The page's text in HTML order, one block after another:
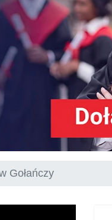
Gołańczy